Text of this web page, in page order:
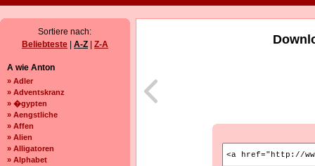
Sortiere nach:
Beliebteste
A-Z Z-A
A wie Anton
» Adler
» Adventskranz
» �gypten
» Aengstliche
» Affen
» Alien
» Alligatoren
» Alphabet